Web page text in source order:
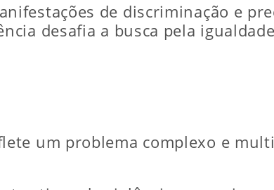
de discriminação e
desafia a busca pela
um problema complexo e